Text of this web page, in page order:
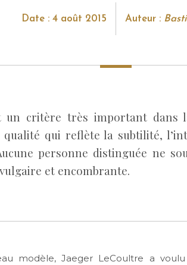
Date : 4 août 2015 Auteur :
un critère très important dans
qualité qui reflète la subtilité,
personne distinguée ne
et encombrante.
modèle, Jaeger LeCoultre a